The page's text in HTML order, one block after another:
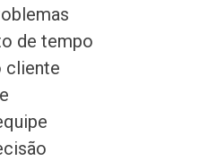
de tempo
cliente